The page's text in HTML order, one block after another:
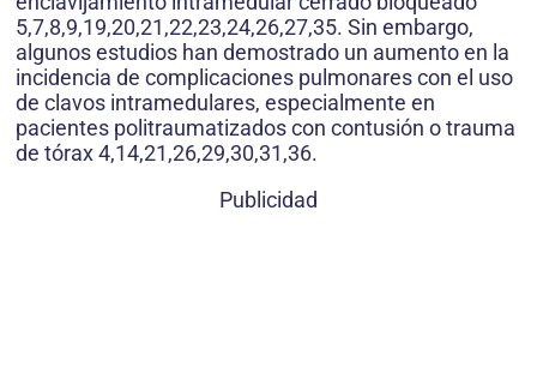
5,7,8,9,19,20,21,22,23,24,26,27,35. Sin embargo,
algunos estudios han demostrado un aumento en la
incidencia de complicaciones pulmonares con el uso
de clavos intramedulares, especialmente en
pacientes politraumatizados con contusión o trauma
de tórax 4,14,21,26,29,30,31,36.
Publicidad